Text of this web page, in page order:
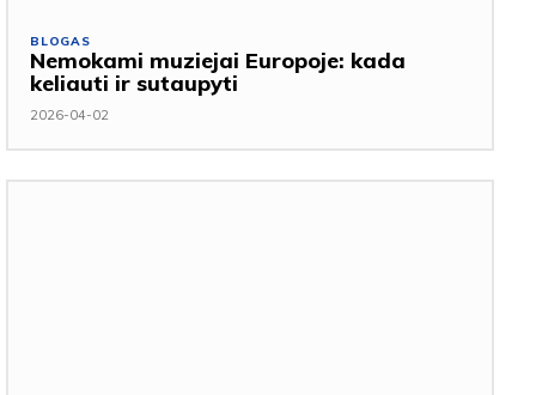
BLOGAS
Nemokami muziejai Europoje: kada
keliauti ir sutaupyti
2026-04-02